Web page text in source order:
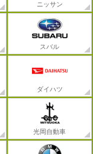
ニッサン
スバル
ダイハツ
光岡自動車